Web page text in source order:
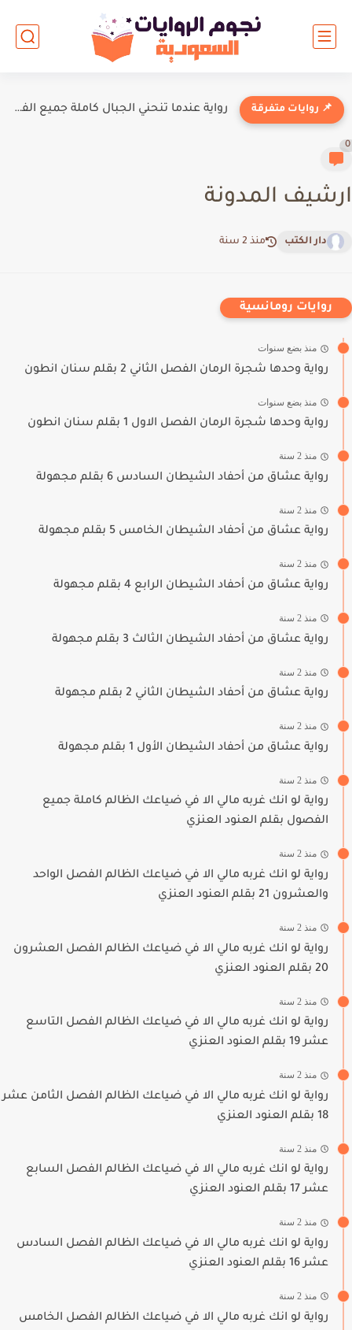
📌 روايات متفرقة رواية عندما تنحني الجبال كاملة جميع الفصول بقلم بلومي
0
ارشيف المدونة
دار الكتب منذ 2 سنة
روايات رومانسية
منذ بضع سنوات
رواية وحدها شجرة الرمان الفصل الثاني 2 بقلم سنان انطون
منذ بضع سنوات
رواية وحدها شجرة الرمان الفصل الاول 1 بقلم سنان انطون
منذ 2 سنة
رواية عشاق من أحفاد الشيطان السادس 6 بقلم مجهولة
منذ 2 سنة
رواية عشاق من أحفاد الشيطان الخامس 5 بقلم مجهولة
منذ 2 سنة
رواية عشاق من أحفاد الشيطان الرابع 4 بقلم مجهولة
منذ 2 سنة
رواية عشاق من أحفاد الشيطان الثالث 3 بقلم مجهولة
منذ 2 سنة
رواية عشاق من أحفاد الشيطان الثاني 2 بقلم مجهولة
منذ 2 سنة
رواية عشاق من أحفاد الشيطان الأول 1 بقلم مجهولة
منذ 2 سنة
رواية لو انك غربه مالي الا في ضياعك الظالم كاملة جميع
الفصول بقلم العنود العنزي
منذ 2 سنة
رواية لو انك غربه مالي الا في ضياعك الظالم الفصل الواحد
والعشرون 21 بقلم العنود العنزي
منذ 2 سنة
رواية لو انك غربه مالي الا في ضياعك الظالم الفصل العشرون
20 بقلم العنود العنزي
منذ 2 سنة
رواية لو انك غربه مالي الا في ضياعك الظالم الفصل التاسع
عشر 19 بقلم العنود العنزي
منذ 2 سنة
رواية لو انك غربه مالي الا في ضياعك الظالم الفصل الثامن عشر
18 بقلم العنود العنزي
منذ 2 سنة
رواية لو انك غربه مالي الا في ضياعك الظالم الفصل السابع
عشر 17 بقلم العنود العنزي
منذ 2 سنة
رواية لو انك غربه مالي الا في ضياعك الظالم الفصل السادس
عشر 16 بقلم العنود العنزي
منذ 2 سنة
رواية لو انك غربه مالي الا في ضياعك الظالم الفصل الخامس